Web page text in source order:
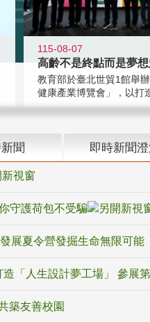
115-08-07
教育部於臺北世貿1館舉
健康產業博覽會」，以打
聞 即時新聞
守護荷包不受騙
展夏令營發掘生命無限可能
「人生設計夢工場」 參展
築友善校園